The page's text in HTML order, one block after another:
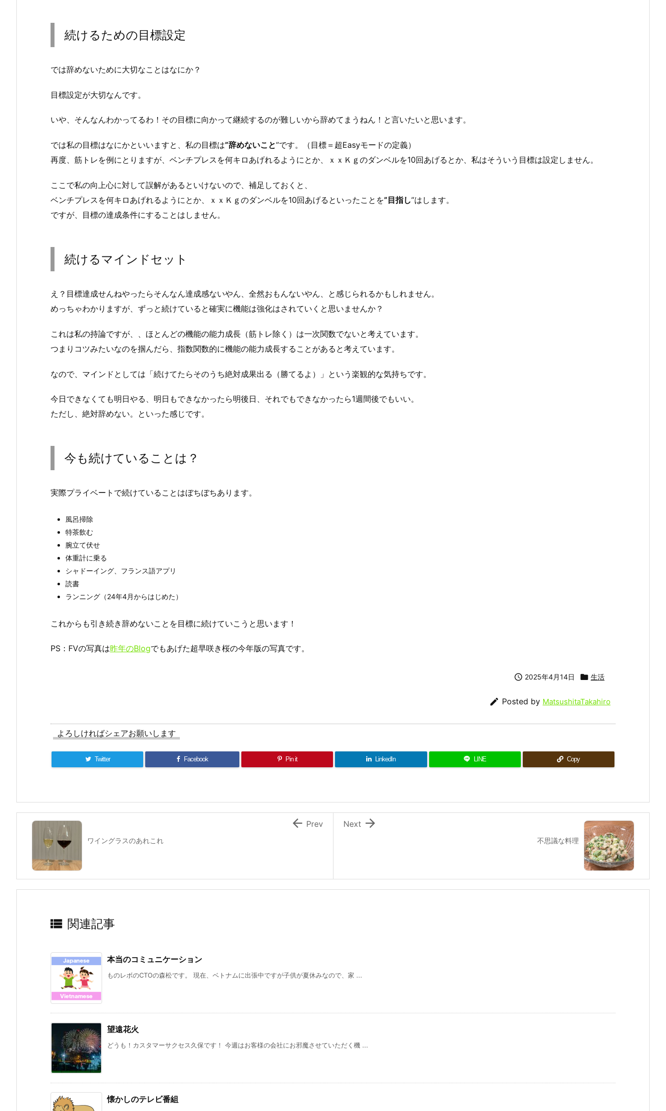
続けるための目標設定
では辞めないために大切なことはなにか？
目標設定が大切なんです。
いや、そんなんわかってるわ！その目標に向かって継続するのが難しいから辞めてまうねん！と言いたいと思います。
では私の目標はなにかといいますと、私の目標は”辞めないこと”です。（目標＝超Easyモードの定義）
再度、筋トレを例にとりますが、ベンチプレスを何キロあげれるようにとか、ｘｘＫｇのダンベルを10回あげるとか、私はそういう目標は設定しません。
ここで私の向上心に対して誤解があるといけないので、補足しておくと、
ベンチプレスを何キロあげれるようにとか、ｘｘＫｇのダンベルを10回あげるといったことを”目指し”はします。
ですが、目標の達成条件にすることはしません。
続けるマインドセット
え？目標達成せんねやったらそんなん達成感ないやん、全然おもんないやん、と感じられるかもしれません。
めっちゃわかりますが、ずっと続けていると確実に機能は強化はされていくと思いませんか？
これは私の持論ですが、、ほとんどの機能の能力成長（筋トレ除く）は一次関数でないと考えています。
つまりコツみたいなのを掴んだら、指数関数的に機能の能力成長することがあると考えています。
なので、マインドとしては「続けてたらそのうち絶対成果出る（勝てるよ）」という楽観的な気持ちです。
今日できなくても明日やる、明日もできなかったら明後日、それでもできなかったら1週間後でもいい。
ただし、絶対辞めない。といった感じです。
今も続けていることは？
実際プライベートで続けていることはぼちぼちあります。
風呂掃除
特茶飲む
腕立て伏せ
体重計に乗る
シャドーイング、フランス語アプリ
読書
ランニング（24年4月からはじめた）
これからも引き続き辞めないことを目標に続けていこうと思います！
PS：FVの写真は昨年のBlogでもあげた超早咲き桜の今年版の写真です。
 2025年4月14日  生活
 Posted by MatsushitaTakahiro
よろしければシェアお願いします
Twitter Facebook Pin it LinkedIn LINE Copy
不思議な料理

Next
ワイングラスのあれこれ
 Prev
 関連記事
本当のコミュニケーション
ものレボのCTOの森松です。 現在、ベトナムに出張中ですが子供が夏休みなので、家 ...
望遠花火
どうも！カスタマーサクセス久保です！ 今週はお客様の会社にお邪魔させていただく機 ...
懐かしのテレビ番組